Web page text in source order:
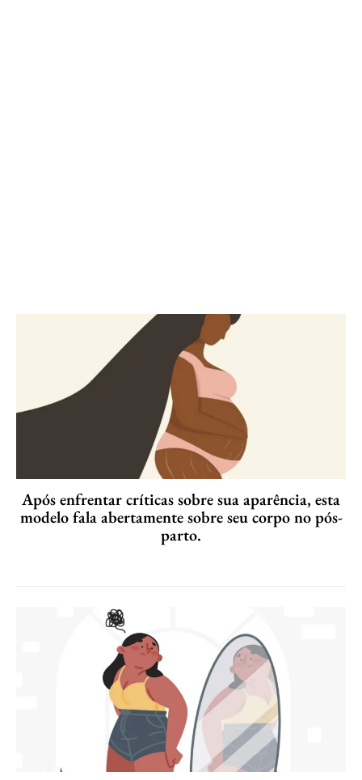
Após enfrentar críticas sobre sua aparência, esta
modelo fala abertamente sobre seu corpo no pós-
parto.